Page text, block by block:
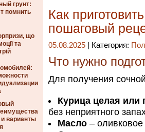
грунт:
помнить
що
та
варианты
Как
пошаговый
05.08.2025 | Категория:
Что нужно
Для получения
Курица целая или
без неприятного
Масло –